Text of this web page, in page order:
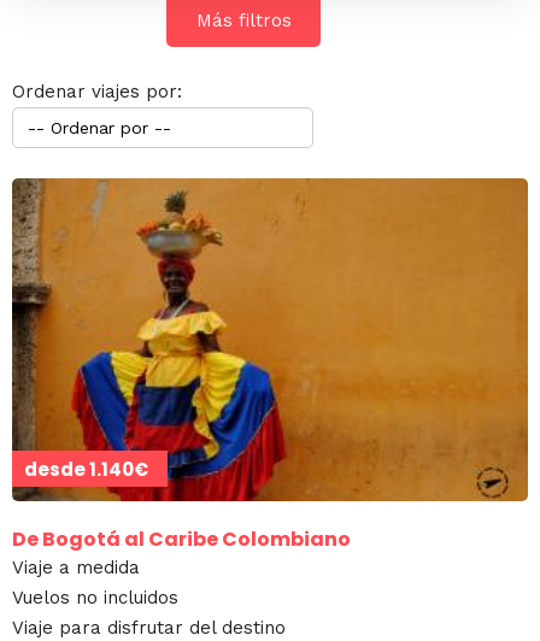
Más filtros
Ordenar viajes por:
desde1.140€
De Bogotá al Caribe Colombiano
Viaje a medida
Vuelos no incluidos
Viaje para disfrutar del destino